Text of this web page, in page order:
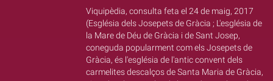
Viquipèdia, consulta feta el 24 de maig, 2017
(Església dels Josepets de Gràcia ; L'església de
la Mare de Déu de Gràcia i de Sant Josep,
coneguda popularment com els Josepets de
Gràcia, és l'església de l'antic convent dels
carmelites descalços de Santa Maria de Gràcia,